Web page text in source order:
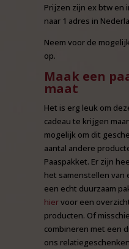
Prijzen zijn ex btw en
naar 1 adres in
Neem voor de
op.
Maak een
maat
Het is erg leuk om
cadeau te krijgen
mogelijk om dit
aantal andere
Paaspakket. Er zijn
het samenstellen van
een echt duurzaam
hiervoor een
producten. Of
combineren met een
ons